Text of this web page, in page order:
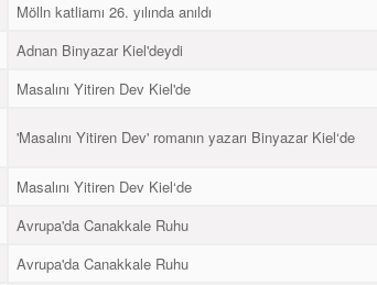
Mölln katliamı 26. yılında anıldı
Adnan Binyazar Kiel'deydi
Masalını Yitiren Dev Kiel'de
'Masalını Yitiren Dev' romanın yazarı Binyazar Kiel‘de
Masalını Yitiren Dev Kiel‘de
Avrupa'da Canakkale Ruhu
Avrupa'da Canakkale Ruhu